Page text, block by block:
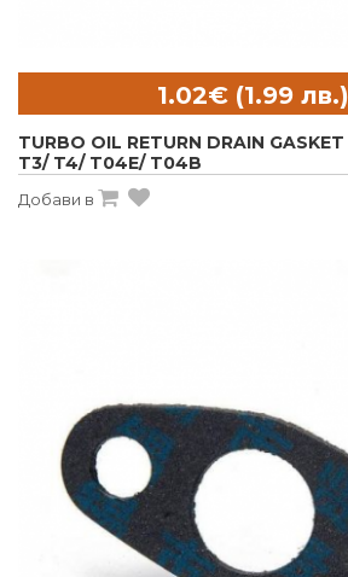
TURBO OIL RETURN DRAIN GASKET
T3/ T4/ T04E/ T04B
Добави в